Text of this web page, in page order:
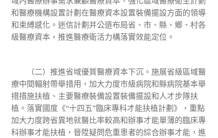
和醫療機構設置計劃在醫療資本設置裝備擺設方面的領導
和束縛感化。迷信計劃并公道布局省、市、縣、鄉、村各
級醫療資本，推進醫療衛活力構落實效能定位。
（二）推進省域優質醫療資本下沉。施展省級區域醫
療中間輻射帶舉措用，加大力度市級病院和縣病院基本舉
措措施扶植、主要醫療裝備設置裝備擺設和人才步隊扶
植。落實國度《“十四五”臨床專科才能扶植計劃》，重點
加大力度跨省異地就醫比率較高和辦事才能單薄的臨床專
科辦事才能扶植，晉陞疑問危重患者的綜合辦事才能，進